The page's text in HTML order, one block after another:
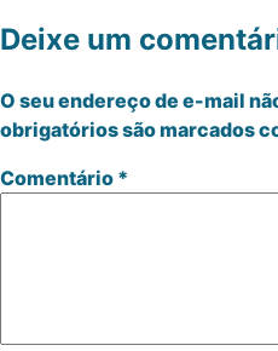
Deixe um
O seu endereço de e-mail
obrigatórios são marcados
Comentário *